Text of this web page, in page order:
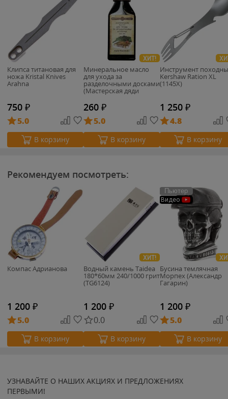
Клипса титановая для
ножа Kristal Knives
Arahna
750 ₽
5.0
В корзину
ХИТ!
Минеральное масло
для ухода за
разделочными досками
(Мастерская дяди
260 ₽
5.0
В корзину
Инструмент
Kershaw Ration XL
(1145X)
1 250 ₽
4.8
В корзину
Рекомендуем посмотреть:
Компас Адрианова
1 200 ₽
5.0
В корзину
ХИТ!
Водный камень Taidea
180*60мм 240/1000 грит
(TG6124)
1 200 ₽
0.0
В корзину
Пьютер
Видео
Бусина темлячная
Морпех (Александр
Гагарин)
1 200 ₽
5.0
В корзину
УЗНАВАЙТЕ О НАШИХ АКЦИЯХ И ПРЕДЛОЖЕНИЯХ
ПЕРВЫМИ!